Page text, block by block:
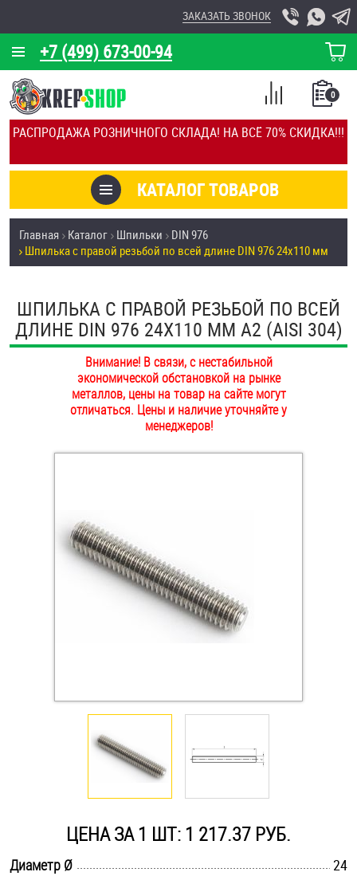
РАСПРОДАЖА РОЗНИЧНОГО СКЛАДА! НА ВСЁ 70% СКИДКА!!!
+7 (499) 673-00-94
ЗАКАЗАТЬ ЗВОНОК
КОРЗИНА
О КОМПАНИИ
КАЛЬКУЛЯТОР
ОТЗЫВЫ
УСЛУГИ
СКИДКИ
ОПТ
ПОКУПАТЕЛЯМ
ОПЛАТА И ДОСТАВКА
НАШИ МАГАЗИНЫ
КАТАЛОГ ТОВАРОВ
0
СПИСОК
СРАВНЕНИЕ
Товары со скидкой
Анкеры
Антивандальный крепёж, инструмент
Болты и винты
Втулки
Заклепки (Гайки-Заклепки)
Крюки, кольца с метрической резьбой
Крюки, кольца с шурупной резьбой
Оснастка и аксессуары для яхт
Саморезы и шурупы
Главная Каталог Шпильки
DIN 976
Шпилька с правой резьбой по всей длине DIN 976 24х110 мм
ШПИЛЬКА С ПРАВОЙ РЕЗЬБОЙ ПО ВСЕЙ
ДЛИНЕ DIN 976 24Х110 ММ А2 (AISI 304)
Внимание! В связи, с нестабильной
экономической обстановкой на рынке
металлов, цены на товар на сайте могут
отличаться. Цены и наличие уточняйте у
менеджеров!
ЦЕНА ЗА 1 ШТ: 1 217.37 РУБ.
Диаметр Ø
24